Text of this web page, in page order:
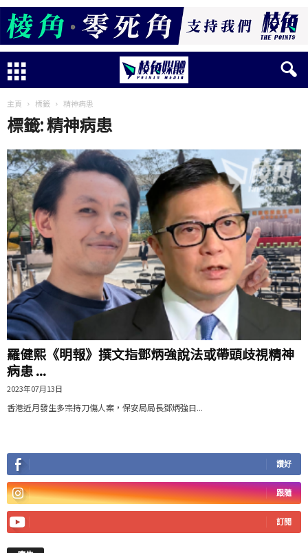
主頁 標籤 精神病患
標籤: 精神病患
羅健熙《明報》撰文指鄧炳強說法或帶頭歧視精神
病患 ...
2023年07月13日
香港近月發生多宗持刀傷人案，保安局局長鄧炳強日...
讚好
跟隨
訂閱